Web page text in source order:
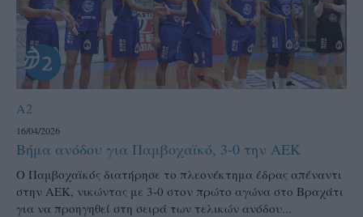
A2
16/04/2026
Βήμα ανόδου για Παμβοχαϊκό, 3-0 την ΑΕΚ
Ο Παμβοχαϊκός διατήρησε το πλεονέκτημα έδρας απέναντι
στην ΑΕΚ, νικώντας με 3-0 στον πρώτο αγώνα στο Βραχάτι
για να προηγηθεί στη σειρά των τελικών ανόδου...